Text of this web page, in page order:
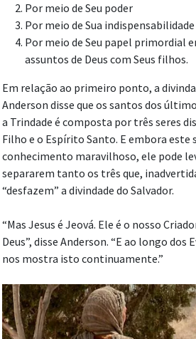
Por meio de Seu poder
Por meio de Sua indispensabilidade
Por meio de Seu papel primordial
assuntos de Deus com Seus filhos.
Em relação ao primeiro ponto, a
Anderson disse que os santos dos
a Trindade é composta por três seres
Filho e o Espírito Santo. E embora este
conhecimento maravilhoso, ele pode
separarem tanto os três que,
“desfazem” a divindade do Salvador.
“Mas Jesus é Jeová. Ele é o nosso
Deus”, disse Anderson. “E ao longo dos
nos mostra isto continuamente.”